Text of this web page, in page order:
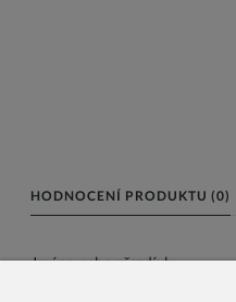
HODNOCENÍ PRODUKTU (0)
Jméno nebo přezdívka: